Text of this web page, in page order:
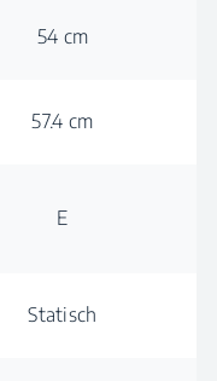
54 cm
57.4 cm
E
Statisch